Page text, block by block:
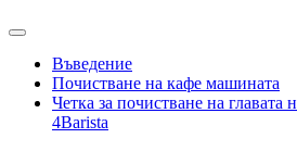
Въведение
Почистване на кафе машината
Четка за почистване на главата
4Barista